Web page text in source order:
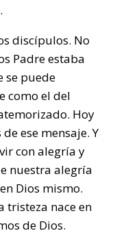
discípulos. No
Padre estaba
se puede
como el del
Hoy
ese mensaje. Y
con alegría y
nuestra alegría
Dios mismo.
tristeza nace en
de Dios.